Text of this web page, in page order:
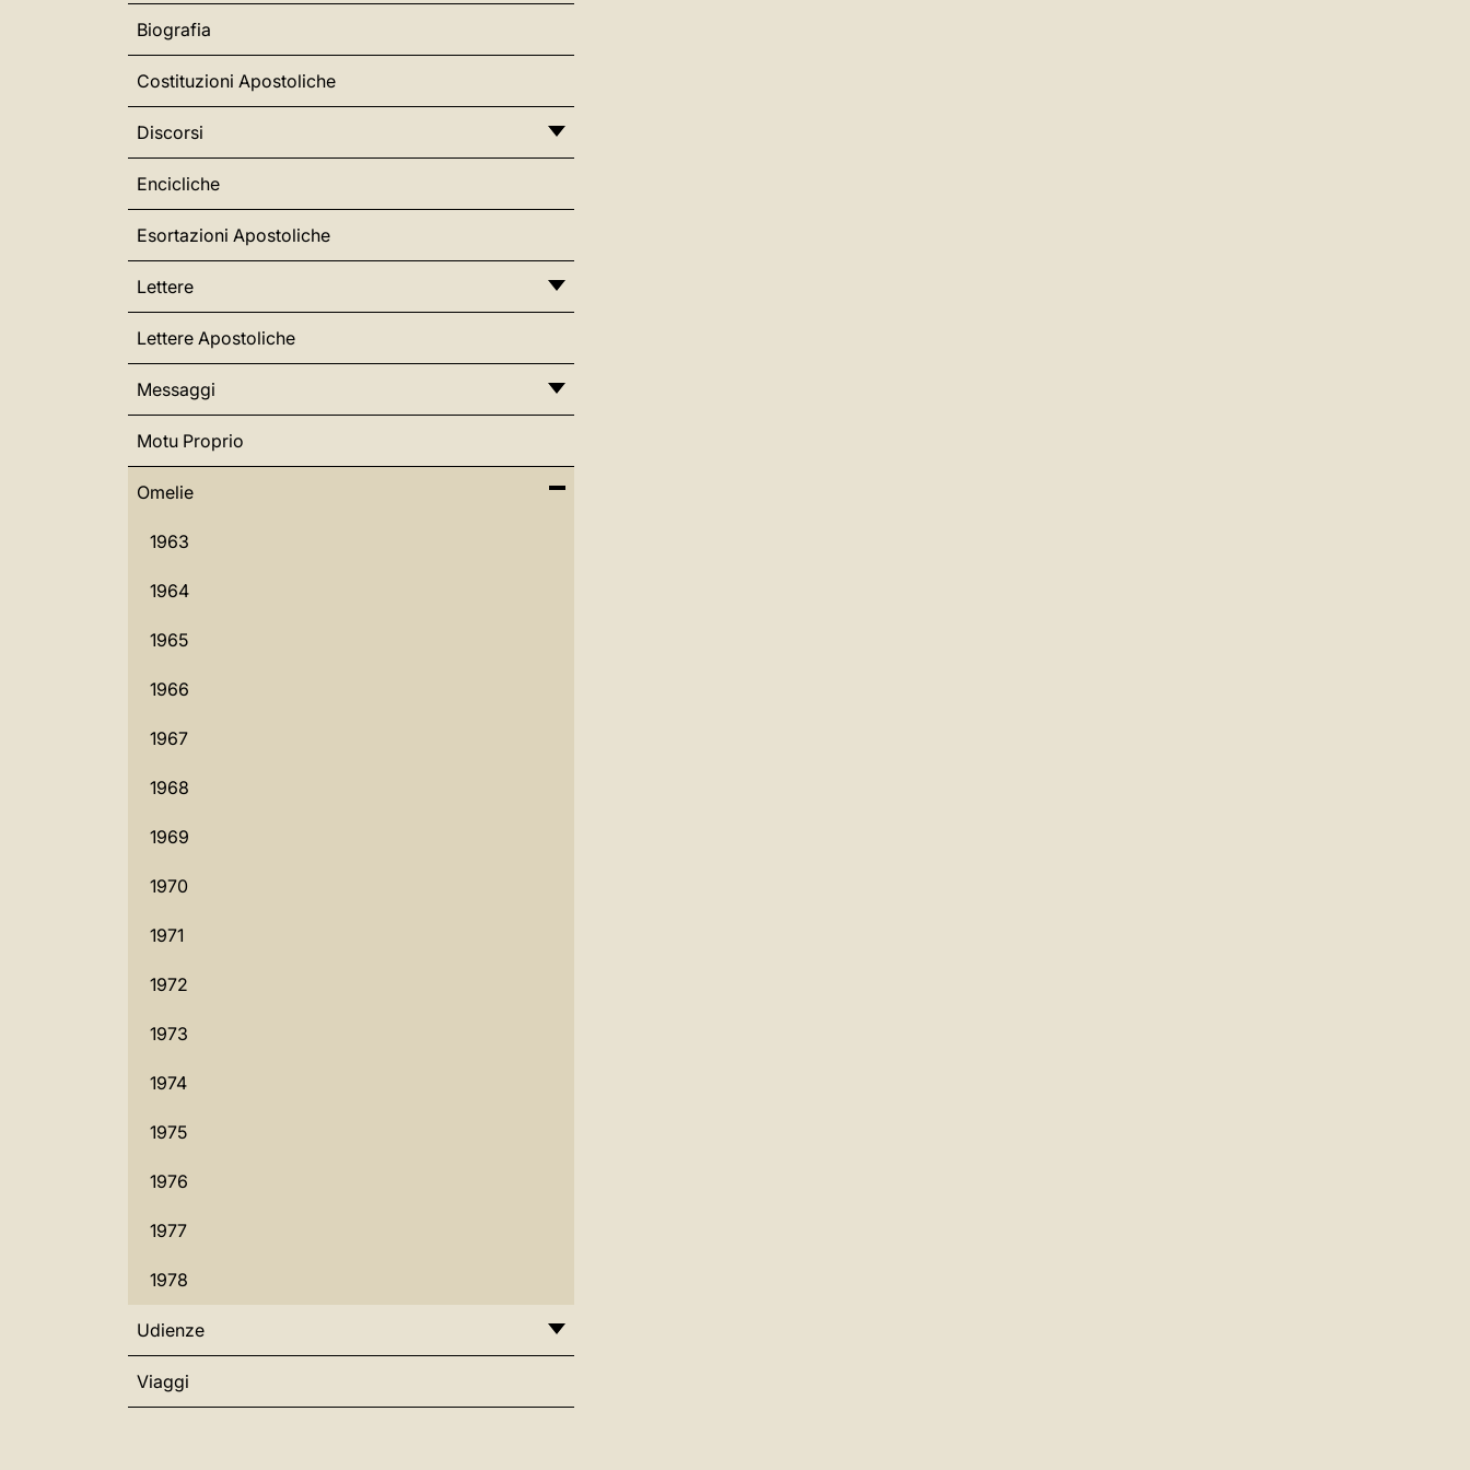
Biografia
Costituzioni Apostoliche
Discorsi
Encicliche
Esortazioni Apostoliche
Lettere
Lettere Apostoliche
Messaggi
Motu Proprio
Omelie
1963
1964
1965
1966
1967
1968
1969
1970
1971
1972
1973
1974
1975
1976
1977
1978
Udienze
Viaggi